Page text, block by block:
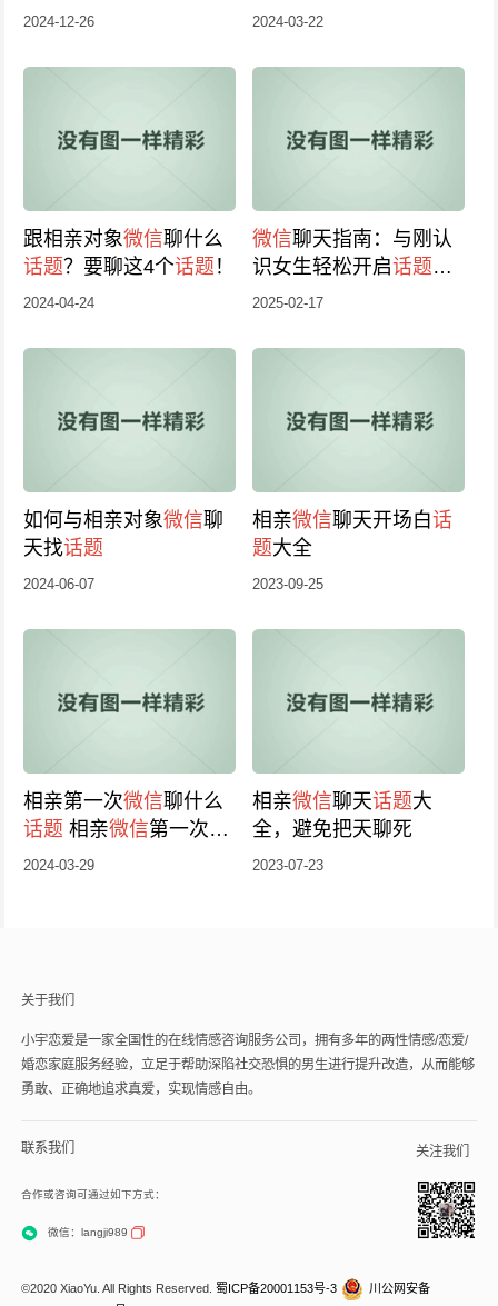
新技巧！
2024-12-26 2024-03-22
跟相亲对象微信聊什么
话题？要聊这4个话题 ！
2024-04-24
微信聊天指南：与刚认
识女生轻松开启话题话
题秘籍2025！
2025-02-17
如何与相亲对象微信聊
天找话题
2024-06-07
相亲微信聊天开场白话
题大全
2023-09-25
相亲第一次微信聊什么
话题 相亲微信第一次聊
天怎么开头
2024-03-29
相亲微信聊天话题大
全，避免把天聊死
2023-07-23
关于我们
小宇恋爱是一家全国性的在线情感咨询服务公司，拥有多年的两性情感/恋爱/
婚恋家庭服务经验，立足于帮助深陷社交恐惧的男生进行提升改造，从而能够
勇敢、正确地追求真爱，实现情感自由。
联系我们
合作或咨询可通过如下方式：
微信：langji989
关注我们
©2020 XiaoYu. All Rights Reserved.蜀ICP备20001153号-3
川公网安备